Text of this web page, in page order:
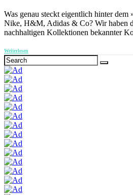
Was genau steckt eigentlich hinter dem
Nike, H&M, Adidas & Co? Wir haben
nachhaltigen Kollektionen bekannter
Weiterlesen